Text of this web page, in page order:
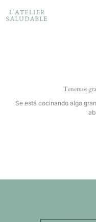
contenido
Tenemos
Se está cocinando algo